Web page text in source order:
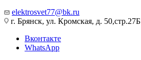
elektrosvet77@bk.ru
г. Брянск, ул. Кромская, д. 50,стр.27Б
Вконтакте
WhatsApp